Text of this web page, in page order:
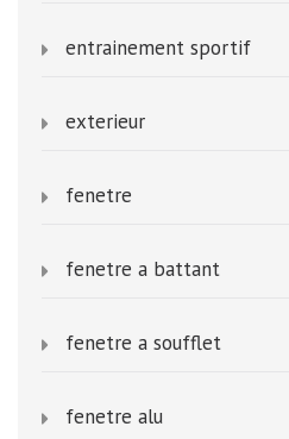
entrainement sportif
exterieur
fenetre
fenetre a battant
fenetre a soufflet
fenetre alu